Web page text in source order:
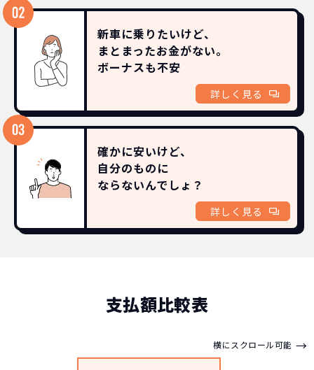
新車に乗りたいけど、
まとまったお金がない。
ボーナスも不安
詳しく見る
確かに安いけど、
自分のものに
ならないんでしょ？
詳しく見る
支払額比較表
横にスクロール可能 →